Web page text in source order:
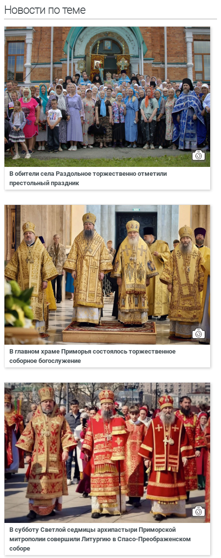
Новости по теме
В обители села Раздольное торжественно отметили
престольный праздник
В главном храме Приморья состоялось торжественное
соборное богослужение
В субботу Светлой седмицы архипастыри Приморской
митрополии совершили Литургию в Спасо-Преображенском
соборе